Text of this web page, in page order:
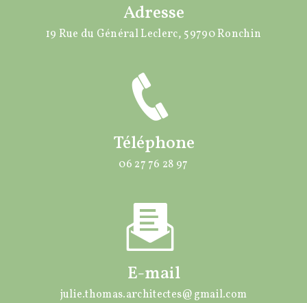
Adresse
19 Rue du Général Leclerc, 59790 Ronchin
Téléphone
06 27 76 28 97
E-mail
julie.thomas.architectes@gmail.com